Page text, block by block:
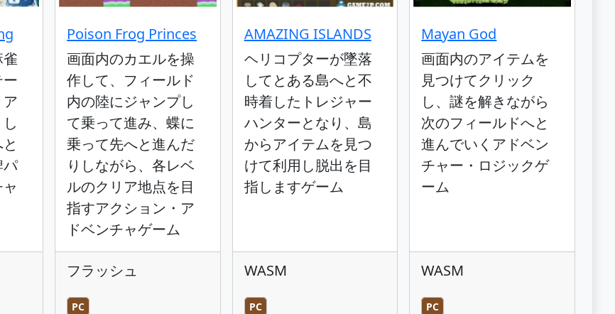
Poison Frog Princes
画面内のカエルを操
作して、フィールド
内の陸にジャンプし
て乗って進み、蝶に
乗って先へと進んだ
りしながら、各レベ
ルのクリア地点を目
指すアクション・ア
ドベンチャゲーム
フラッシュ
PC
AMAZING ISLANDS
ヘリコプターが墜落
してとある島へと不
時着したトレジャー
ハンターとなり、島
からアイテムを見つ
けて利用し脱出を目
指しますゲーム
WASM
PC
Mayan God
画面内のアイテムを
見つけてクリック
し、謎を解きながら
次のフィールドへと
進んでいくアドベン
チャー・ロジックゲ
ーム
WASM
PC